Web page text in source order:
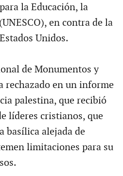
la Educación, la
en contra de la
Unidos.
de Monumentos y
rechazado en un informe
palestina, que recibió
líderes cristianos, que
basílica alejada de
limitaciones para su